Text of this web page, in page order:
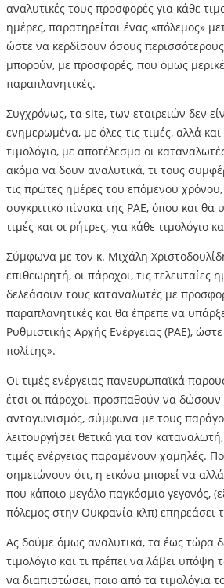
αναλυτικές τους προσφορές για κάθε
ημέρες, παρατηρείται ένας «πόλεμος»
ώστε να κερδίσουν όσους
μπορούν, με προσφορές, που όμως
παραπλανητικές.
Συγχρόνως, τα site, των εταιρειών δεν
ενημερωμένα, με όλες τις τιμές, αλλά και
τιμολόγιο, με αποτέλεσμα οι
ακόμα να δουν αναλυτικά, τι τους
τις πρώτες ημέρες του επόμενου
συγκριτικό πίνακα της ΡΑΕ, όπου και θα
τιμές και οι ρήτρες, για κάθε τιμολόγιο
Σύμφωνα με τον κ. Μιχάλη
επιθεωρητή, οι πάροχοι, τις τελευταίες
δελεάσουν τους καταναλωτές με
παραπλανητικές και θα έπρεπε να
Ρυθμιστικής Αρχής Ενέργειας (ΡΑΕ),
πολίτης».
Οι τιμές ενέργειας πανευρωπαϊκά
έτσι οι πάροχοι, προσπαθούν να δώσουν
ανταγωνισμός, σύμφωνα με τους
λειτουργήσει θετικά για τον
τιμές ενέργειας παραμένουν χαμηλές.
σημειώνουν ότι, η εικόνα μπορεί να
που κάποιο μεγάλο παγκόσμιο γεγονός,
πόλεμος στην Ουκρανία κλπ) επηρεάσει
Ας δούμε όμως αναλυτικά, τα έως τώρα
τιμολόγιο και τι πρέπει να λάβει υπόψη
να διαπιστώσει, ποιο από τα τιμολόγια